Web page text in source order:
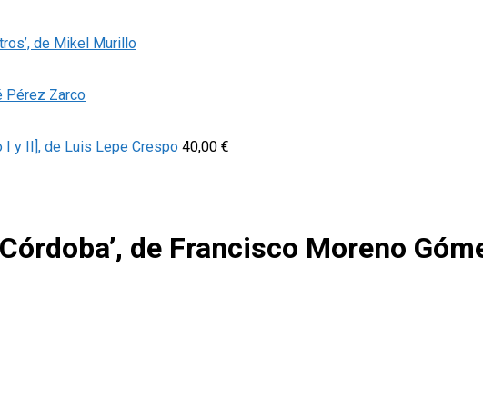
de Mikel Murillo
Pérez Zarco
y II], de Luis Lepe Crespo 40,00 €
de Francisco Moreno